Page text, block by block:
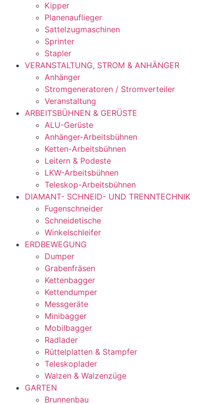
Kipper
Planenauflieger
Sattelzugmaschinen
Sprinter
Stapler
VERANSTALTUNG, STROM & ANHÄNGER
Anhänger
Stromgeneratoren / Stromverteiler
Veranstaltung
ARBEITSBÜHNEN & GERÜSTE
ALU-Gerüste
Anhänger-Arbeitsbühnen
Ketten-Arbeitsbühnen
Leitern & Podeste
LKW-Arbeitsbühnen
Teleskop-Arbeitsbühnen
DIAMANT- SCHNEID- UND TRENNTECHNIK
Fugenschneider
Schneidetische
Winkelschleifer
ERDBEWEGUNG
Dumper
Grabenfräsen
Kettenbagger
Kettendumper
Messgeräte
Minibagger
Mobilbagger
Radlader
Rüttelplatten & Stampfer
Teleskoplader
Walzen & Walzenzüge
GARTEN
Brunnenbau